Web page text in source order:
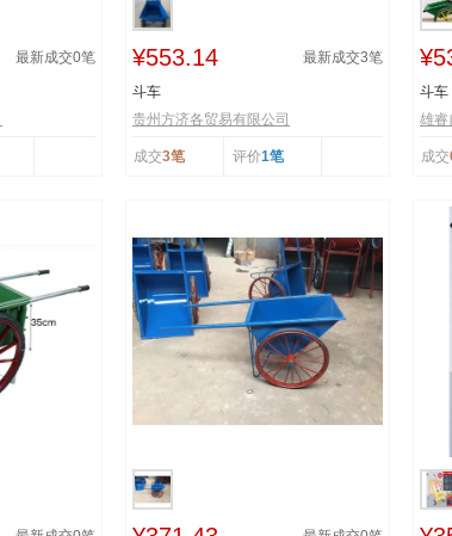
最新成交0笔 ¥553.14 最新成交3笔
斗车
贵州方济各贸易有限公司
成交3笔 评价1笔
斗车
雄睿
成交